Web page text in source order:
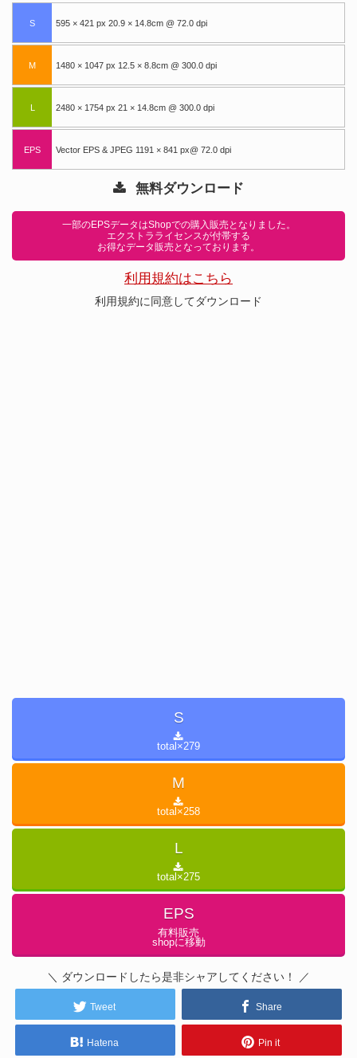
S 595 × 421 px 20.9 × 14.8cm @ 72.0 dpi
M 1480 × 1047 px 12.5 × 8.8cm @ 300.0 dpi
L 2480 × 1754 px 21 × 14.8cm @ 300.0 dpi
EPS Vector EPS & JPEG 1191 × 841 px@ 72.0 dpi
無料ダウンロード
一部のEPSデータはShopでの購入販売となりました。
エクストラライセンスが付帯する
お得なデータ販売となっております。
利用規約はこちら
利用規約に同意してダウンロード
S
total×279
M
total×258
L
total×275
EPS
有料販売
shopに移動
＼ ダウンロードしたら是非シャアしてください！ ／
Tweet Share
Hatena Pin it